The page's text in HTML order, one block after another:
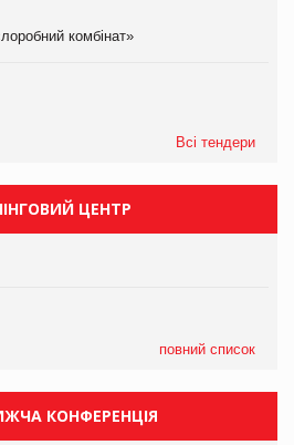
комбінат»
Всі тендери
ЦЕНТР
повний список
КОНФЕРЕНЦІЯ